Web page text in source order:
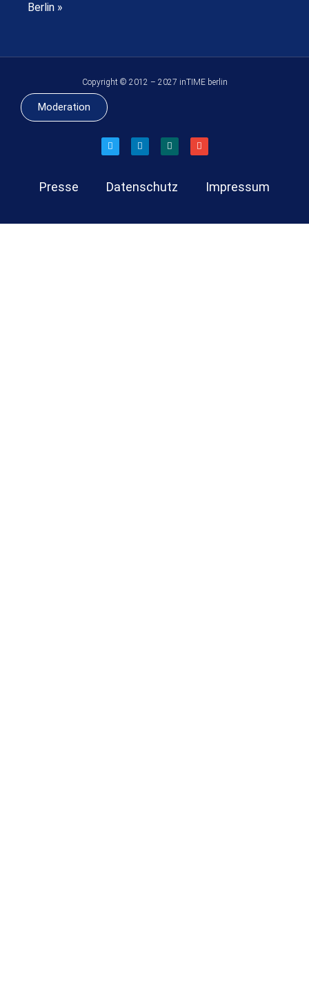
Berlin »
Copyright © 2012 – 2027 inTIME berlin
Moderation
Presse Datenschutz Impressum